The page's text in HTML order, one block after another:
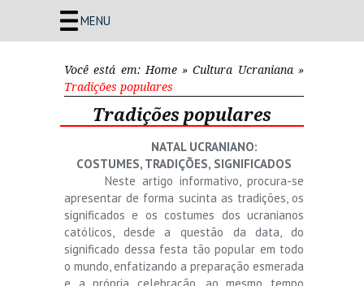
MENU
Você está em: Home»Cultura Ucraniana»
Tradições populares
Tradições populares
NATAL UCRANIANO:
COSTUMES, TRADIÇÕES, SIGNIFICADOS
Neste artigo informativo, procura-se
apresentar de forma sucinta as tradições, os
significados e os costumes dos ucranianos
católicos, desde a questão da data, do
significado dessa festa tão popular em todo
o mundo, enfatizando a preparação esmerada